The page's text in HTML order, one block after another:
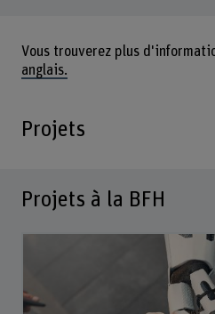
Vous trouverez plus
anglais.
Projets
Projets à la BFH